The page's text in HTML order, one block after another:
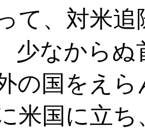
て、対米
少なから
の国をえ
米国に立